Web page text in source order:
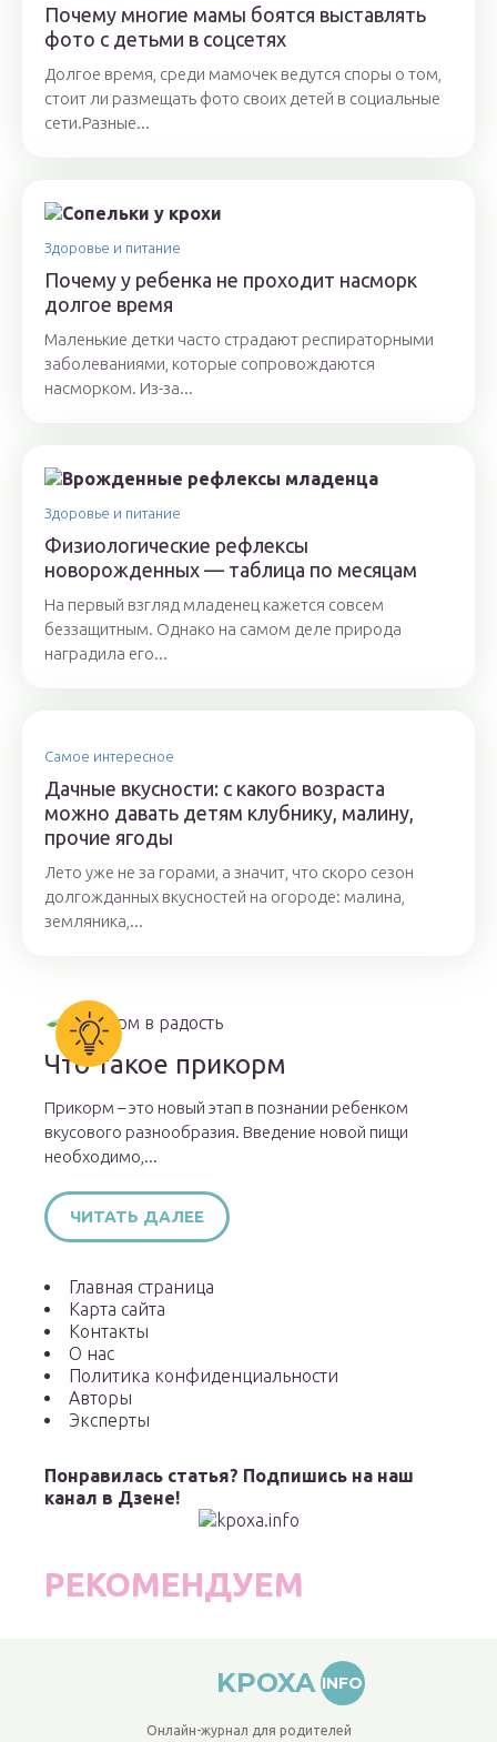
Почему многие мамы боятся выставлять
фото с детьми в соцсетях
Долгое время, среди мамочек ведутся споры о том,
стоит ли размещать фото своих детей в социальные
сети.Разные...
Здоровье и питание
Почему у ребенка не проходит насморк
долгое время
Маленькие детки часто страдают респираторными
заболеваниями, которые сопровождаются
насморком. Из-за...
Здоровье и питание
Физиологические рефлексы
новорожденных — таблица по месяцам
На первый взгляд младенец кажется совсем
беззащитным. Однако на самом деле природа
наградила его...
Самое интересное
Дачные вкусности: с какого возраста
можно давать детям клубнику, малину,
прочие ягоды
Лето уже не за горами, а значит, что скоро сезон
долгожданных вкусностей на огороде: малина,
земляника,...
Что такое прикорм
Прикорм – это новый этап в познании ребенком
вкусового разнообразия. Введение новой пищи
необходимо,...
ЧИТАТЬ ДАЛЕЕ
Главная страница
Карта сайта
Контакты
О нас
Политика конфиденциальности
Авторы
Эксперты
Понравилась статья? Подпишись на наш
канал в Дзене!
РЕКОМЕНДУЕМ
KPOXA INFO
Онлайн-журнал для родителей